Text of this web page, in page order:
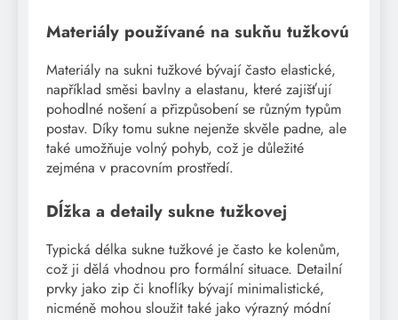
Materiály používané na sukňu tužkovú
Materiály na sukni tužkové bývají často elastické,
například směsi bavlny a elastanu, které zajišťují
pohodlné nošení a přizpůsobení se různým typům
postav. Díky tomu sukne nejenže skvěle padne, ale
také umožňuje volný pohyb, což je důležité
zejména v pracovním prostředí.
Dĺžka a detaily sukne tužkovej
Typická délka sukne tužkové je často ke kolenům,
což ji dělá vhodnou pro formální situace. Detailní
prvky jako zip či knoflíky bývají minimalistické,
nicméně mohou sloužit také jako výrazný módní